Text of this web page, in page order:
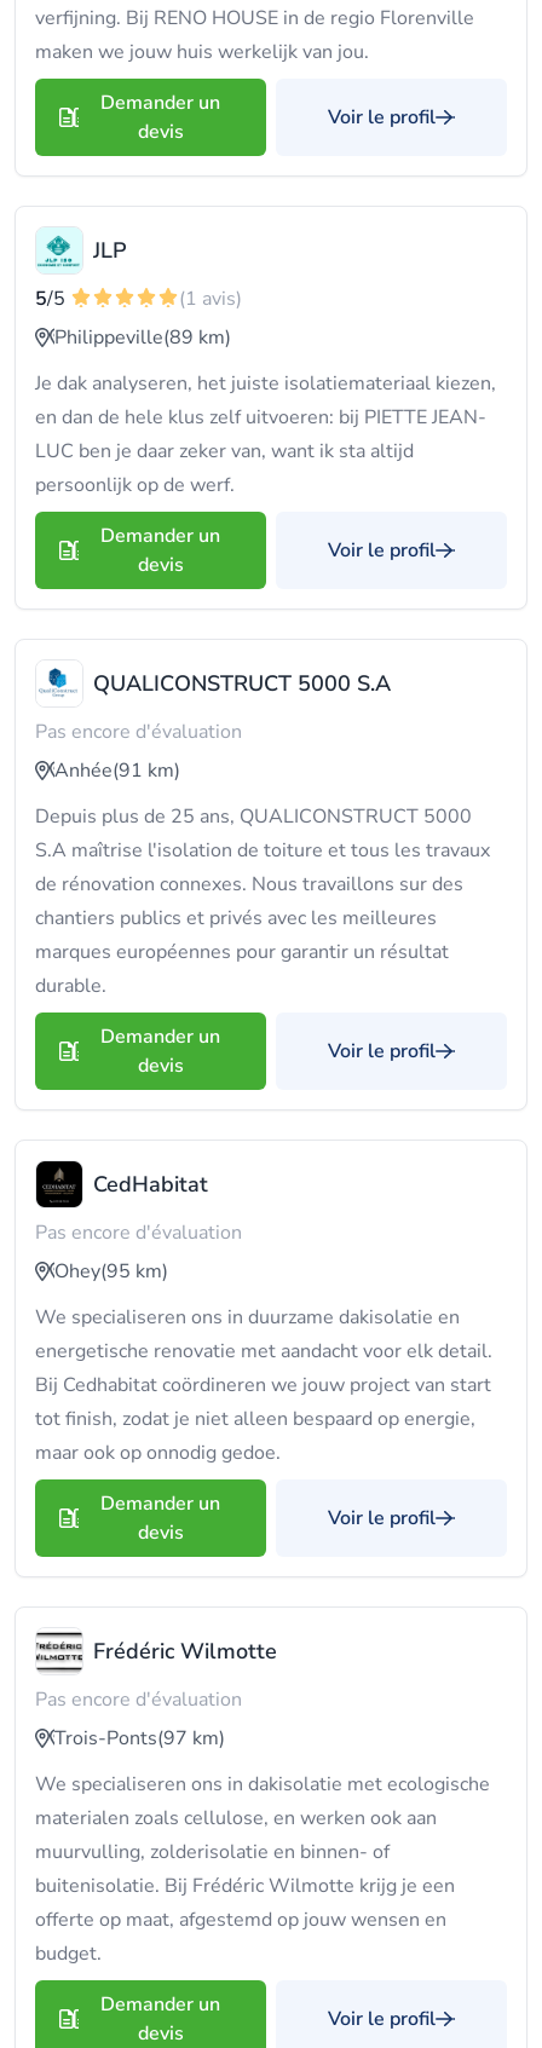
verfijning. Bij RENO HOUSE in de regio Florenville
maken we jouw huis werkelijk van jou.
Demander un
devis
Voir le profil
JLP
5/5
(1 avis)
Philippeville(89 km)
Je dak analyseren, het juiste isolatiemateriaal kiezen,
en dan de hele klus zelf uitvoeren: bij PIETTE JEAN-
LUC ben je daar zeker van, want ik sta altijd
persoonlijk op de werf.
Demander un
devis
Voir le profil
QUALICONSTRUCT 5000 S.A
Pas encore d'évaluation
Anhée(91 km)
Depuis plus de 25 ans, QUALICONSTRUCT 5000
S.A maîtrise l'isolation de toiture et tous les travaux
de rénovation connexes. Nous travaillons sur des
chantiers publics et privés avec les meilleures
marques européennes pour garantir un résultat
durable.
Demander un
devis
Voir le profil
CedHabitat
Pas encore d'évaluation
Ohey(95 km)
We specialiseren ons in duurzame dakisolatie en
energetische renovatie met aandacht voor elk detail.
Bij Cedhabitat coördineren we jouw project van start
tot finish, zodat je niet alleen bespaard op energie,
maar ook op onnodig gedoe.
Demander un
devis
Voir le profil
Frédéric Wilmotte
Pas encore d'évaluation
Trois-Ponts(97 km)
We specialiseren ons in dakisolatie met ecologische
materialen zoals cellulose, en werken ook aan
muurvulling, zolderisolatie en binnen- of
buitenisolatie. Bij Frédéric Wilmotte krijg je een
offerte op maat, afgestemd op jouw wensen en
budget.
Demander un
devis
Voir le profil